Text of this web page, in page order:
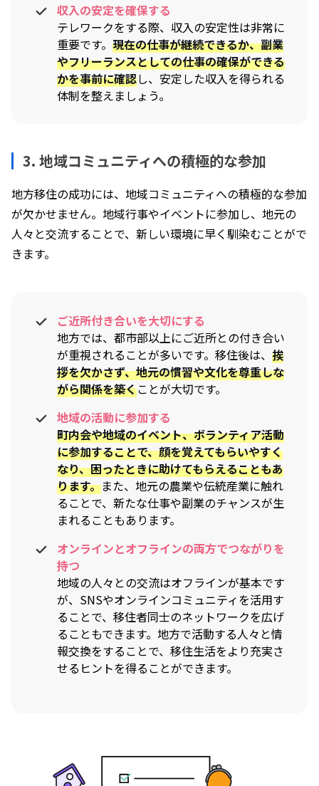
収入の安定を確保する
テレワークをする際、収入の安定性は非常に
重要です。 現在の仕事が継続できるか、副業
やフリーランスとしての仕事の確保ができる
かを事前に確認し、安定した収入を得られる
体制を整えましょう。
3. 地域コミュニティへの積極的な参加
地方移住の成功には、地域コミュニティへの積極的な参加
が欠かせません。地域行事やイベントに参加し、地元の
人々と交流することで、新しい環境に早く馴染むことがで
きます。
ご近所付き合いを大切にする
地方では、都市部以上にご近所との付き合い
が重視されることが多いです。移住後は、 挨
拶を欠かさず、地元の慣習や文化を尊重しな
がら関係を築くことが大切です。
地域の活動に参加する
町内会や地域のイベント、ボランティア活動
に参加することで、顔を覚えてもらいやすく
なり、困ったときに助けてもらえることもあ
ります。また、地元の農業や伝統産業に触れ
ることで、新たな仕事や副業のチャンスが生
まれることもあります。
オンラインとオフラインの両方でつながりを
持つ
地域の人々との交流はオフラインが基本です
が、SNSやオンラインコミュニティを活用す
ることで、移住者同士のネットワークを広げ
ることもできます。地方で活動する人々と情
報交換をすることで、移住生活をより充実さ
せるヒントを得ることができます。